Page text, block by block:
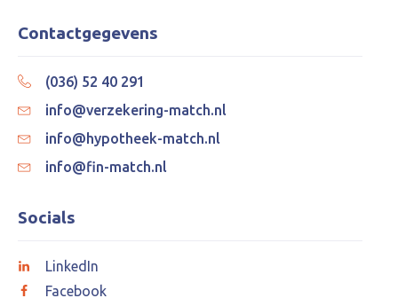
Contactgegevens
(036) 52 40 291
info@verzekering-match.nl
info@hypotheek-match.nl
info@fin-match.nl
Socials
LinkedIn
Facebook